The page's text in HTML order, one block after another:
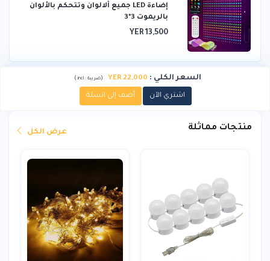
إضاءة LED جميع ألالوان وتتحكم بالألوان
بالريموت 3*3
YER 13,500
السعر الكلي :
YER 22,000
(ضريبة :incl.
)
اشتري الآن أضف إلى السلة
منتجات مماثلة عرض الكل